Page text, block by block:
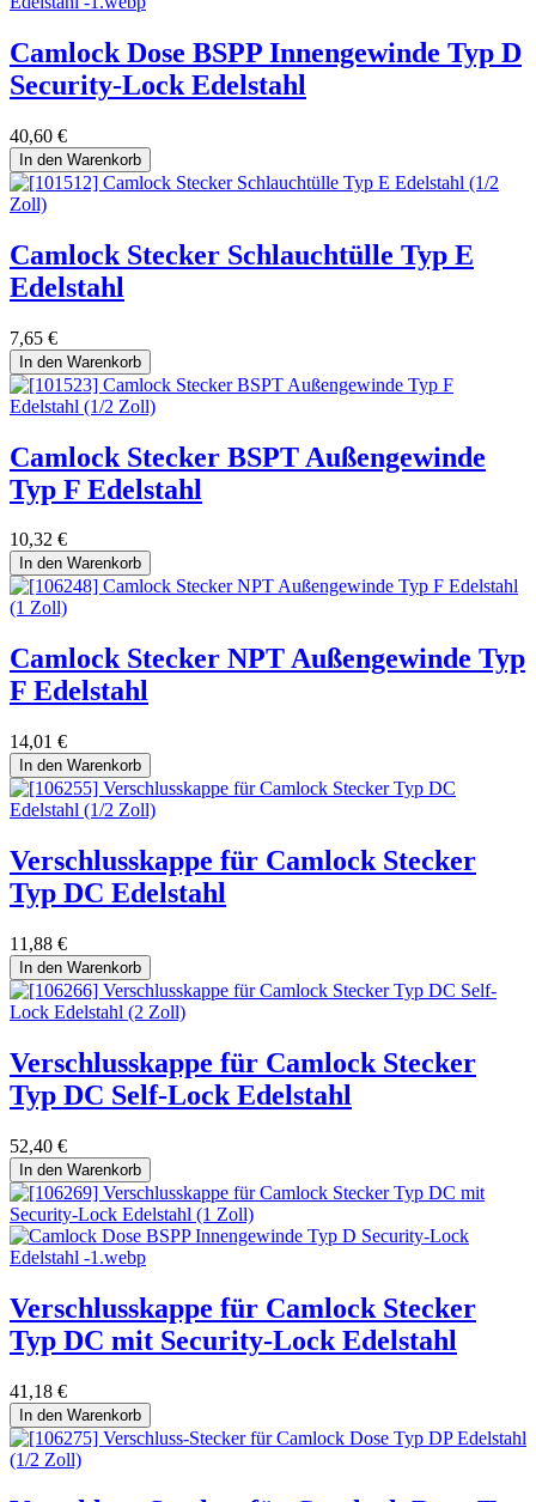
Camlock Dose BSPP Innengewinde Typ D
Security-Lock Edelstahl
40,60 €
In den Warenkorb
Camlock Stecker Schlauchtülle Typ E
Edelstahl
7,65 €
In den Warenkorb
Camlock Stecker BSPT Außengewinde
Typ F Edelstahl
10,32 €
In den Warenkorb
Camlock Stecker NPT Außengewinde Typ
F Edelstahl
14,01 €
In den Warenkorb
Verschlusskappe für Camlock Stecker
Typ DC Edelstahl
11,88 €
In den Warenkorb
Verschlusskappe für Camlock Stecker
Typ DC Self-Lock Edelstahl
52,40 €
In den Warenkorb
Verschlusskappe für Camlock Stecker
Typ DC mit Security-Lock Edelstahl
41,18 €
In den Warenkorb